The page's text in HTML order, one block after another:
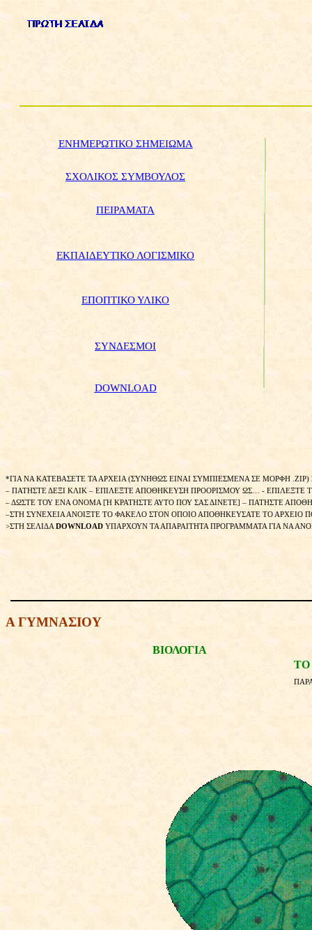
1
ΕΝΗΜΕΡΩΤΙΚΟ ΣΗΜΕΙΩΜΑ
ΣΧΟΛΙΚΟΣ ΣΥΜΒΟΥΛΟΣ
ΠΕΙΡΑΜΑΤΑ
ΕΚΠΑΙΔΕΥΤΙΚΟ ΛΟΓΙΣΜΙΚΟ
ΕΠΟΠΤΙΚΟ ΥΛΙΚΟ
ΣΥΝΔΕΣΜΟΙ
DOWNLOAD
*ΓΙΑ ΝΑ ΚΑΤΕΒΑΣΕΤΕ ΤΑ ΑΡΧΕΙΑ (ΣΥΝΗΘΩΣ ΕΙΝΑΙ ΣΥΜΠΙΕΣΜΕΝΑ ΣΕ ΜΟΡΦΗ .ZIP)
– ΠΑΤΗΣΤΕ ΔΕΞΙ ΚΛΙΚ – ΕΠΙΛΕΞΤΕ ΑΠΟΘΗΚΕΥΣΗ ΠΡΟΟΡΙΣΜΟΥ ΩΣ… -
– ΔΩΣΤΕ ΤΟΥ ΕΝΑ ΟΝΟΜΑ [Ή ΚΡΑΤΗΣΤΕ ΑΥΤΟ ΠΟΥ ΣΑΣ ΔΙΝΕΤΕ] – ΠΑΤΗΣΤΕ
–ΣΤΗ ΣΥΝΕΧΕΙΑ ΑΝΟΙΞΤΕ ΤΟ ΦΑΚΕΛΟ ΣΤΟΝ ΟΠΟΙΟ ΑΠΟΘΗΚΕΥΣΑΤΕ ΤΟ ΑΡΧΕΙΟ
>ΣΤΗ ΣΕΛΙΔΑ DOWNLOAD ΥΠΑΡΧΟΥΝ ΤΑ ΑΠΑΡΑΙΤΗΤΑ ΠΡΟΓΡΑΜΜΑΤΑ ΓΙΑ ΝΑ
Α ΓΥΜΝΑΣΙΟΥ
ΒΙΟΛΟΓΙΑ
ΤΟ